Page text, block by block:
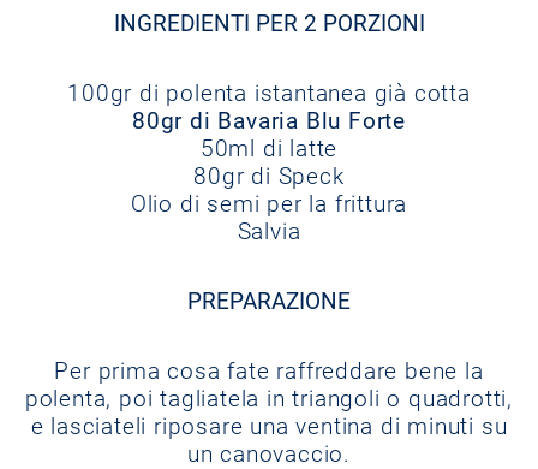
INGREDIENTI PER 2 PORZIONI
100gr di polenta istantanea già cotta
80gr di Bavaria Blu Forte
50ml di latte
80gr di Speck
Olio di semi per la frittura
Salvia
PREPARAZIONE
Per prima cosa fate raffreddare bene la
polenta, poi tagliatela in triangoli o quadrotti,
e lasciateli riposare una ventina di minuti su
un canovaccio.